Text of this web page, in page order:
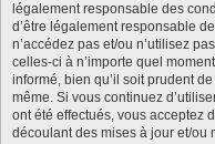
légalement responsable des
d’être légalement responsable
n’accédez pas et/ou n’utilisez
celles-ci à n’importe quel
informé, bien qu’il soit prudent
même. Si vous continuez
ont été effectués, vous acceptez
découlant des mises à jour et/ou